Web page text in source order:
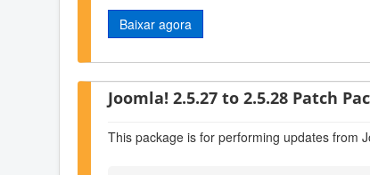
Baixar agora
Joomla! 2.5.27 to 2.5.28 Patch
This package is for performing updates from